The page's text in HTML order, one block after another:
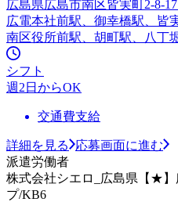
広島県広島市南区皆実町2-8-
広電本社前駅、御幸橋駅、皆
南区役所前駅、胡町駅、八丁
シフト
週2日からOK
交通費支給
詳細を見る
応募画面に進む
派遣労働者
株式会社シエロ_広島県【★
プ/KB6